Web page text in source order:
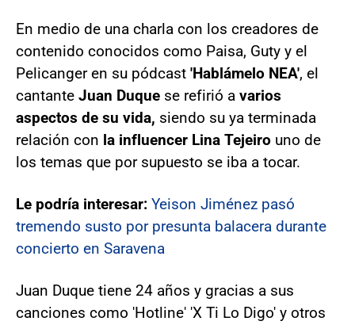
En medio de una charla con los creadores de
contenido conocidos como Paisa, Guty y el
Pelicanger en su pódcast 'Hablámelo NEA', el
cantante Juan Duque se refirió a varios
aspectos de su vida, siendo su ya terminada
relación con la influencer Lina Tejeiro uno de
los temas que por supuesto se iba a tocar.
Le podría interesar: Yeison Jiménez pasó
tremendo susto por presunta balacera durante
concierto en Saravena
Juan Duque tiene 24 años y gracias a sus
canciones como 'Hotline' 'X Ti Lo Digo' y otros